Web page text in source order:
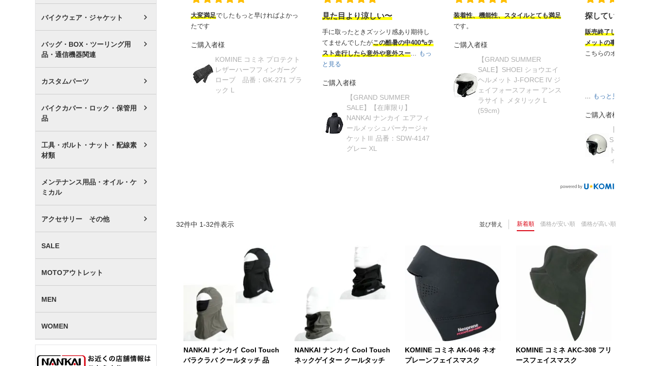
バイクウェア・ジャケット
バッグ・BOX・ツーリング用
品・通信機器関連
カスタムパーツ
バイクカバー・ロック・保管用
品
工具・ボルト・ナット・配線素
材類
メンテナンス用品・オイル・ケ
ミカル
アクセサリー その他
SALE
MOTOアウトレット
MEN
WOMEN
大変満足でしたもっと早ければよかっ
たです
ご購入者様
KOMINE コミネ プロテクト
レザーハーフフィンガーグ
ローブ 品番：GK-271 ブラ
ック L
見た目より涼しい〜
手に取ったときズッシリ感あり期待し
てませんでしたがこの酷暑の中400㌔テ
スト走行したら意外や意外スー
もっ
と見る
ご購入者様
【GRAND SUMMER
SALE】【在庫限り】
NANKAI ナンカイ エアフィ
ールメッシュパーカージャ
ケットⅢ 品番：SDW-4147
グレー XL
装着性、機能性、スタイルとても満足
です。
ご購入者様
【GRAND SUMMER
SALE】SHOEI ショウエイ
ヘルメット J-FORCE IV ジ
ェイフォースフォー アンス
ラサイト メタリック L
(59cm)
探していたヘルメ
販売終了してから半年
メットの事を知り探し
こちらのオンラインサ
もっと見る
ご購入者様
SHOEI ショ
ト J・O ジェ
ィッシュグリ
並び替え 新着順 価格が安い順 価格が高い順
32件中 1-32件表示
NANKAI ナンカイ Cool Touch
バラクラバ クールタッチ 品
NANKAI ナンカイ Cool Touch
ネックゲイター クールタッチ
KOMINE コミネ AK-046 ネオ
プレーンフェイスマスク
KOMINE コミネ AKC-308 フリ
ースフェイスマスク